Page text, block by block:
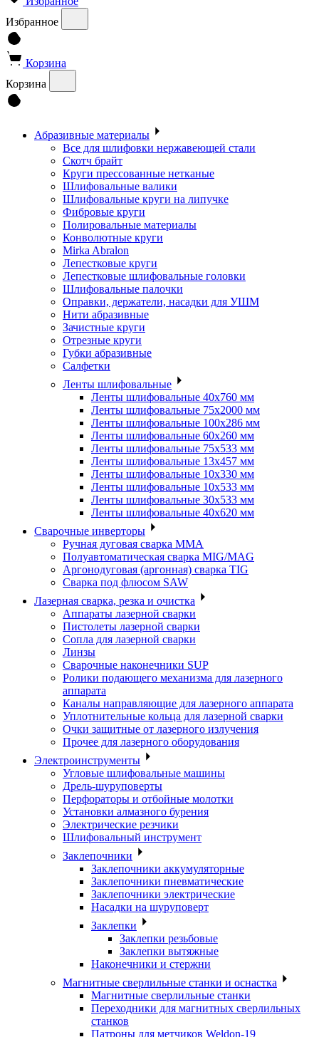
Избранное
Корзина
Корзина
Абразивные материалы
Все для шлифовки нержавеющей стали
Скотч брайт
Круги прессованные нетканые
Шлифовальные валики
Шлифовальные круги на липучке
Фибровые круги
Полировальные материалы
Конволютные круги
Mirka Abralon
Лепестковые круги
Лепестковые шлифовальные головки
Шлифовальные палочки
Оправки, держатели, насадки для УШМ
Нити абразивные
Зачистные круги
Отрезные круги
Губки абразивные
Салфетки
Ленты шлифовальные
Ленты шлифовальные 40х760 мм
Ленты шлифовальные 75х2000 мм
Ленты шлифовальные 100х286 мм
Ленты шлифовальные 60х260 мм
Ленты шлифовальные 75х533 мм
Ленты шлифовальные 13х457 мм
Ленты шлифовальные 10х330 мм
Ленты шлифовальные 10х533 мм
Ленты шлифовальные 30х533 мм
Ленты шлифовальные 40х620 мм
Сварочные инверторы
Ручная дуговая сварка MMA
Полуавтоматическая сварка MIG/MAG
Аргонодуговая (аргонная) сварка TIG
Сварка под флюсом SAW
Лазерная сварка, резка и очистка
Аппараты лазерной сварки
Пистолеты лазерной сварки
Сопла для лазерной сварки
Линзы
Сварочные наконечники SUP
Ролики подающего механизма для лазерного
аппарата
Каналы направляющие для лазерного аппарата
Уплотнительные кольца для лазерной сварки
Очки защитные от лазерного излучения
Прочее для лазерного оборудования
Электроинструменты
Угловые шлифовальные машины
Дрель-шуруповерты
Перфораторы и отбойные молотки
Установки алмазного бурения
Электрические резчики
Шлифовальный инструмент
Заклепочники
Заклепочники аккумуляторные
Заклепочники пневматические
Заклепочники электрические
Насадки на шуруповерт
Заклепки
Заклепки резьбовые
Заклепки вытяжные
Наконечники и стержни
Магнитные сверлильные станки и оснастка
Магнитные сверлильные станки
Переходники для магнитных сверлильных
станков
Патроны для метчиков Weldon-19